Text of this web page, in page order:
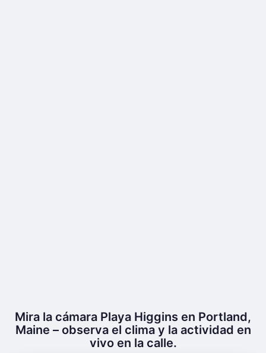
Mira la cámara Playa Higgins en Portland,
Maine – observa el clima y la actividad en
vivo en la calle.